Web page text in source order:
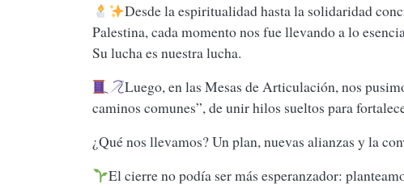
Desde la espiritualidad hasta la solidaridad
Palestina, cada momento nos fue llevando a lo
Su lucha es nuestra lucha.
Luego, en las Mesas de Articulación, nos
caminos comunes”, de unir hilos sueltos para
¿Qué nos llevamos? Un plan, nuevas alianzas y la
El cierre no podía ser más esperanzador: